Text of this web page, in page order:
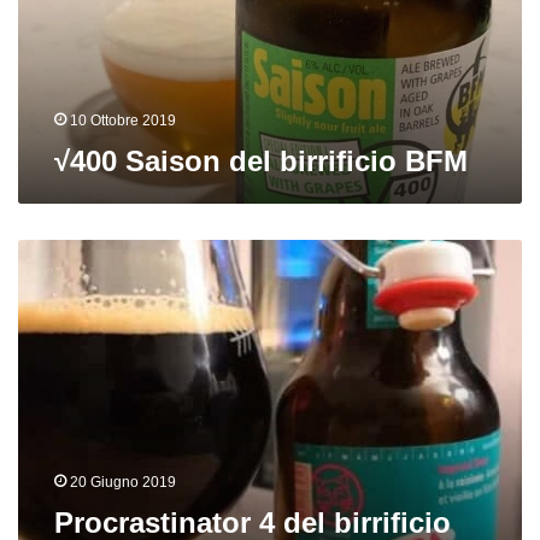
10 Ottobre 2019
√400 Saison del birrificio BFM
Procrastinator
del
birrificio
20 Giugno 2019
Procrastinator 4 del birrificio